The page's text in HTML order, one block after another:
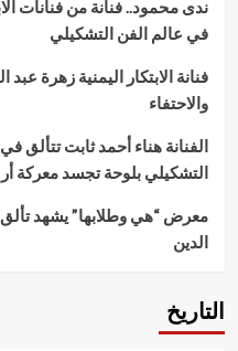
ندى محمود.. فنانة من فنانات
في عالم الفن التشكيلي
فنانة الابتكار اليمنية زهرة
والاحتفاء
الفنانة هناء أحمد ثابت تتألق
التشكيلي بلوحة تجسد معركة
معرض “هي وطلابها” يشهد
الدين
التاريخ